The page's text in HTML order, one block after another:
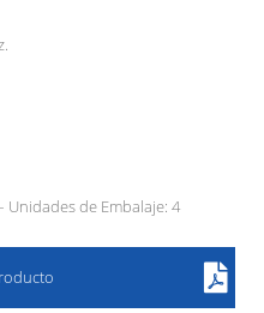
Unidades de Embalaje: 4